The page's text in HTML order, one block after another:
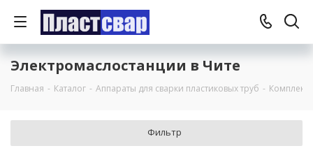
Электромаслостанции в Чите
Главная - Каталог - Аппараты для сварки пластиковых труб -
Фильтр